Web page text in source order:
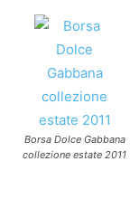
Borsa Dolce Gabbana
collezione estate 2011